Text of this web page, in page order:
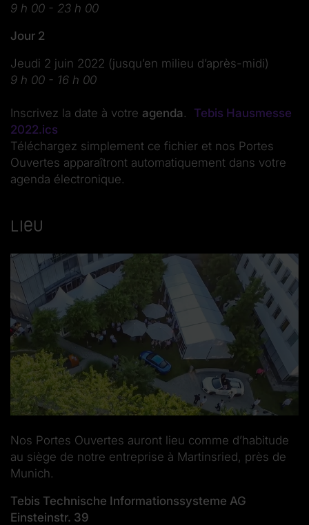
9 h 00 - 23 h 00
Jour 2
Jeudi 2 juin 2022 (jusqu’en milieu d’après-midi)
9 h 00 - 16 h 00
Inscrivez la date à votre agenda . Tebis Hausmesse
2022.ics
Téléchargez simplement ce fichier et nos Portes
Ouvertes apparaîtront automatiquement dans votre
agenda électronique.
Lieu
Nos Portes Ouvertes auront lieu comme d’habitude
au siège de notre entreprise à Martinsried, près de
Munich.
Tebis Technische Informationssysteme AG
Einsteinstr. 39